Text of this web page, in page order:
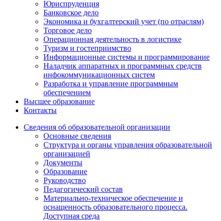
Юриспруденция
Банковское дело
Экономика и бухгалтерский учет (по отраслям)
Торговое дело
Операционная деятельность в логистике
Туризм и гостеприимство
Информационные системы и программирование
Наладчик аппаратных и программных средств
инфокоммуникационных систем
Разработка и управление программным
обеспечением
Высшее образование
Контакты
Сведения об образовательной организации
Основные сведения
Структура и органы управления образовательной
организацией
Документы
Образование
Руководство
Педагогический состав
Материально-техническое обеспечение и
оснащенность образовательного процесса.
Доступная среда